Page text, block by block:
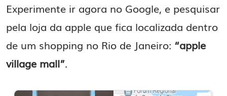
Experimente ir agora no Google, e pesquisar
pela loja da apple que fica localizada dentro
de um shopping no Rio de Janeiro: “apple
village mall”.